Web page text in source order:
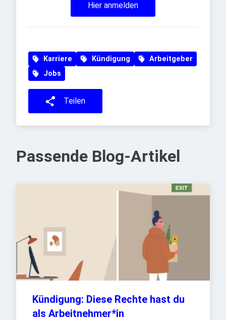
Hier anmelden
Karriere Kündigung
Arbeitgeber
Jobs
Teilen
Passende Blog-Artikel
Kündigung: Diese Rechte hast du
als Arbeitnehmer*in